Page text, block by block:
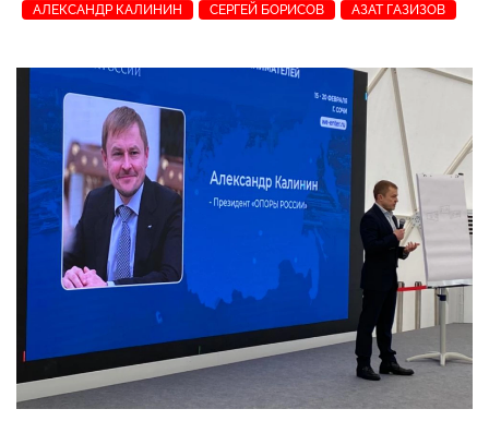
АЛЕКСАНДР КАЛИНИН СЕРГЕЙ БОРИСОВ АЗАТ ГАЗИЗОВ